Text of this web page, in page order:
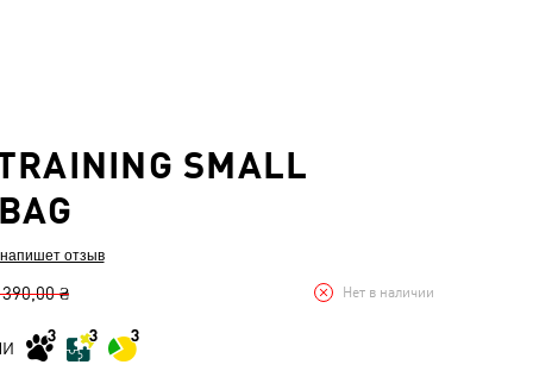
SMALL
отзыв
₴ Нет в наличии